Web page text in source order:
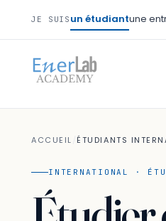
JE SUIS un étudiantune
ACCUEIL ÉTUDIANTS
INTERNATIONAL ·